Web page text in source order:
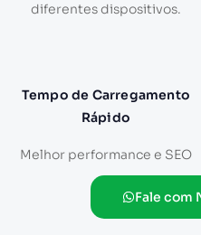
diferentes dispositivos.
Tempo de Carregamento
Rápido
Melhor performance e SEO
Fale com